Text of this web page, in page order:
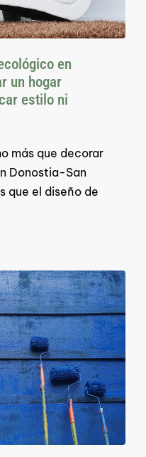
en
un hogar
estilo ni
más que decorar
Donostia-San
que el diseño de